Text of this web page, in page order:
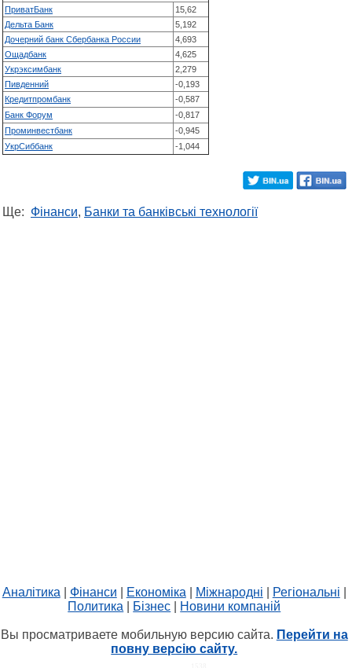
ПриватБанк
15,62
Дельта Банк
5,192
Дочерний банк Сбербанка России
4,693
Ощадбанк
4,625
Укрэксимбанк
2,279
Пивденний
-0,193
Кредитпромбанк
-0,587
Банк Форум
-0,817
Проминвестбанк
-0,945
УкрСиббанк
-1,044
Ще: Фінанси, Банки та банківські технології
Аналітика Фінанси Економіка Міжнародні Регіональні
Политика
Бізнес Новини компаній
Вы просматриваете мобильную версию сайта. Перейти на
повну версію сайту.